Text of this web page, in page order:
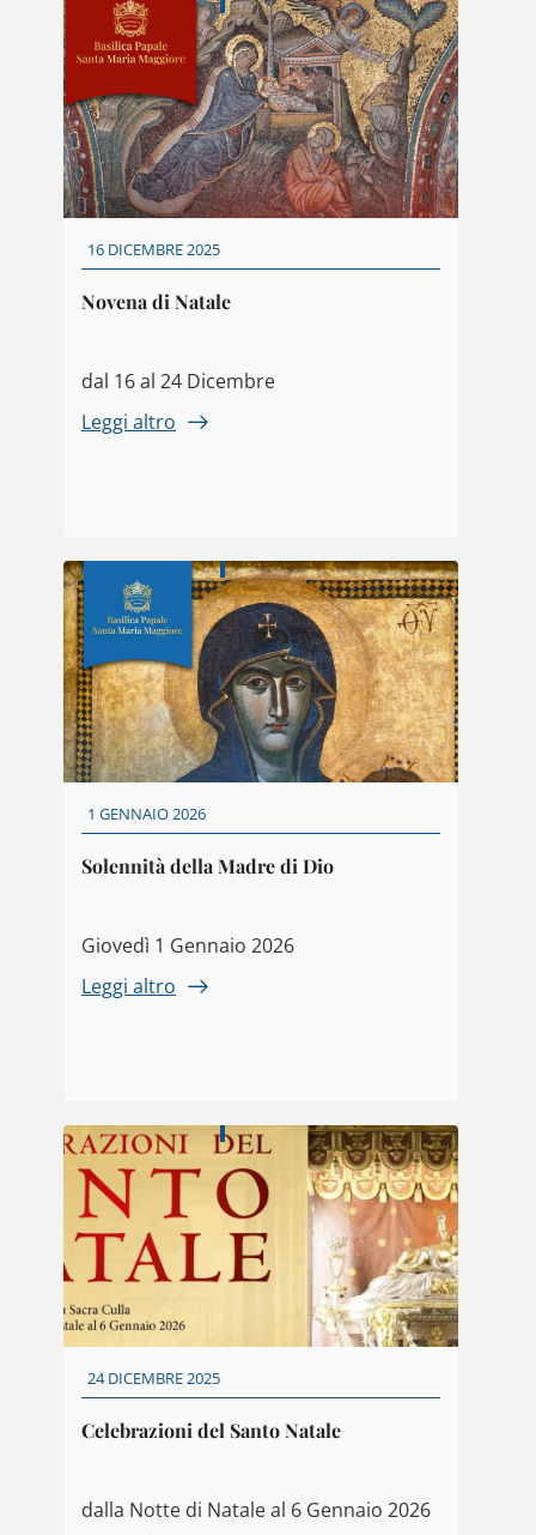
16 DICEMBRE 2025
Novena di Natale
dal 16 al 24 Dicembre
Leggi altro
1 GENNAIO 2026
Solennità della Madre di Dio
Giovedì 1 Gennaio 2026
Leggi altro
24 DICEMBRE 2025
Celebrazioni del Santo Natale
dalla Notte di Natale al 6 Gennaio 2026